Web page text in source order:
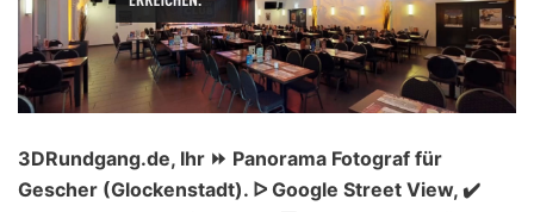
3DRundgang.de, Ihr ⏩ Panorama Fotograf für
Gescher (Glockenstadt). ᐅ Google Street View, ✔️